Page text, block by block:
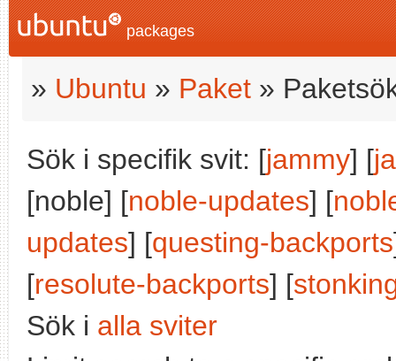
packages
» Ubuntu » Paket »
Sök i specifik svit: [jammy] [
[noble] [noble-updates] [
updates] [questing-backports
[resolute-backports] [
Sök i alla sviter